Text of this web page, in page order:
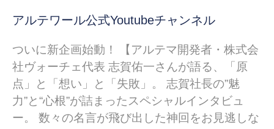
アルテワール公式Youtubeチャンネル
ついに新企画始動！
【アルテマ開発者・株式会
社ヴォーチェ代表 志賀佑一さんが語る、「原
点」と「想い」と「失敗」。 志賀社長の”魅
力”と“心根”が詰まったスペシャルインタビュ
ー。 数々の名言が飛び出した神回をお見逃しな